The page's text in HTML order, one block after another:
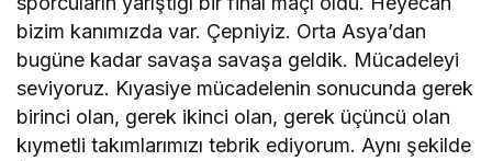
bizim kanımızda var. Çepniyiz. Orta Asya’dan
bugüne kadar savaşa savaşa geldik. Mücadeleyi
seviyoruz. Kıyasiye mücadelenin sonucunda gerek
birinci olan, gerek ikinci olan, gerek üçüncü olan
kıymetli takımlarımızı tebrik ediyorum. Aynı şekilde